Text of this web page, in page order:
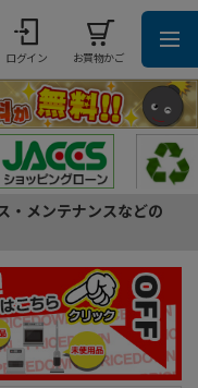
ログイン お買物かご
・メンテナンスなどの